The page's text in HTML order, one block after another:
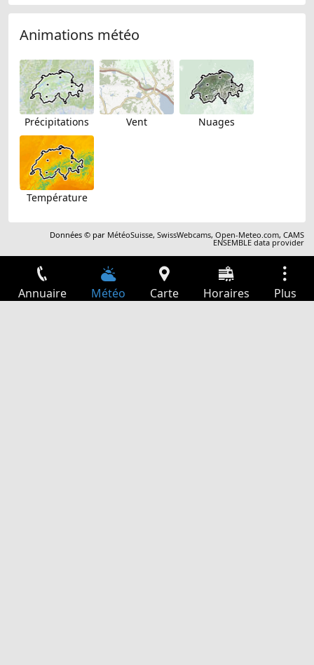
Animations météo
Précipitations Vent Nuages
Température
Données © par MétéoSuisse,SwissWebcams,Open-Meteo.com,CAMS
ENSEMBLE data provider
Annuaire Météo Carte Horaires Plus